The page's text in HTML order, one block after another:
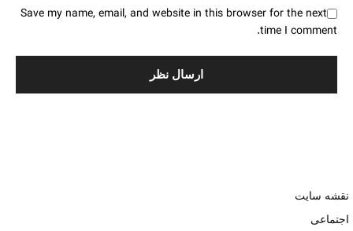
Save my name, email, and website in this browser for the next
time I comment.
نقشه سایت
اجتماعی